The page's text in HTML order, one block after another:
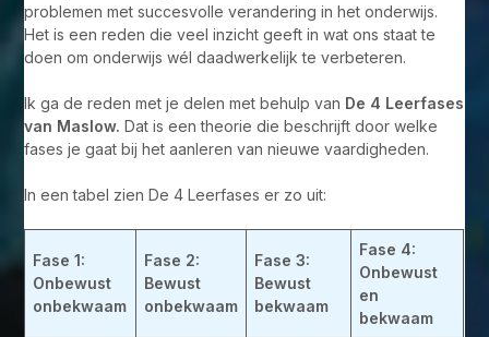
problemen met succesvolle verandering in het onderwijs.
Het is een reden die veel inzicht geeft in wat ons staat te
doen om onderwijs wél daadwerkelijk te verbeteren.
Ik ga de reden met je delen met behulp van De 4 Leerfases
van Maslow.Dat is een theorie die beschrijft door welke
fases je gaat bij het aanleren van nieuwe vaardigheden.
In een tabel zien De 4 Leerfases er zo uit:
Fase 1:
Onbewust
onbekwaam
Fase 2:
Bewust
onbekwaam
Fase 3:
Bewust
bekwaam
Fase 4:
Onbewust
en
bekwaam